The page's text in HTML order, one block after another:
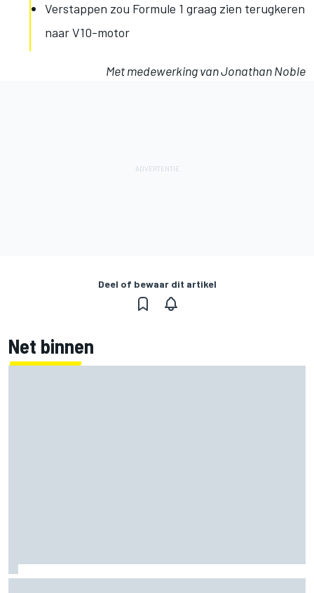
Verstappen zou Formule 1 graag zien terugkeren
naar V10-motor
Met medewerking van Jonathan Noble
Deel of bewaar dit artikel
Net binnen